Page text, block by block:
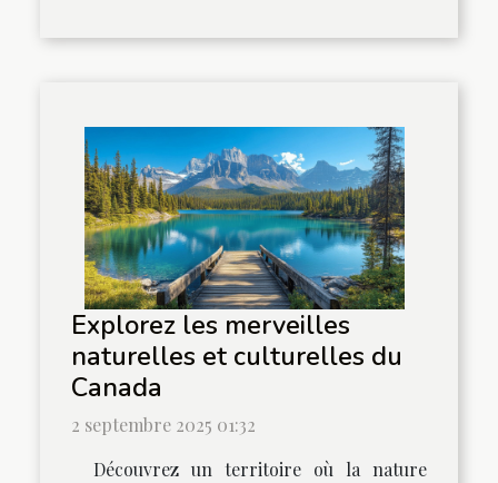
Explorez les merveilles
naturelles et culturelles du
Canada
2 septembre 2025 01:32
Découvrez un territoire où la nature